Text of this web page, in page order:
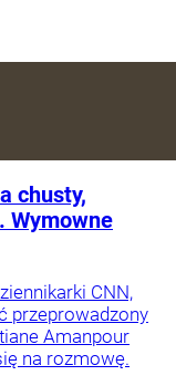
chusty,
Wymowne
CNN,
przeprowadzony
Amanpour
na rozmowę.